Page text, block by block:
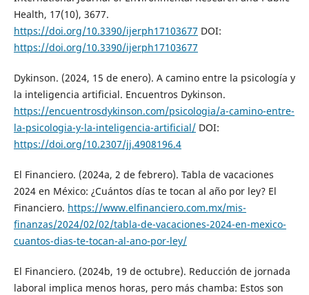
Health, 17(10), 3677.
https://doi.org/10.3390/ijerph17103677 DOI:
https://doi.org/10.3390/ijerph17103677
Dykinson. (2024, 15 de enero). A camino entre la psicología y
la inteligencia artificial. Encuentros Dykinson.
https://encuentrosdykinson.com/psicologia/a-camino-entre-
la-psicologia-y-la-inteligencia-artificial/DOI:
https://doi.org/10.2307/jj.4908196.4
El Financiero. (2024a, 2 de febrero). Tabla de vacaciones
2024 en México: ¿Cuántos días te tocan al año por ley? El
Financiero. https://www.elfinanciero.com.mx/mis-
finanzas/2024/02/02/tabla-de-vacaciones-2024-en-mexico-
cuantos-dias-te-tocan-al-ano-por-ley/
El Financiero. (2024b, 19 de octubre). Reducción de jornada
laboral implica menos horas, pero más chamba: Estos son